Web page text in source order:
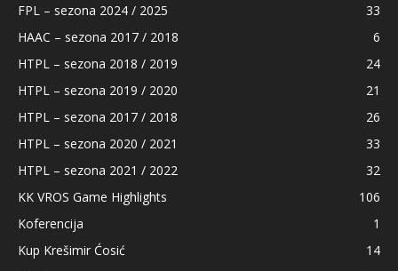
FPL – sezona 2024 / 2025
33
HAAC – sezona 2017 / 2018
6
HTPL – sezona 2018 / 2019
24
HTPL – sezona 2019 / 2020
21
HTPL – sezona 2017 / 2018
26
HTPL – sezona 2020 / 2021
33
HTPL – sezona 2021 / 2022
32
KK VROS Game Highlights
106
Koferencija
1
Kup Krešimir Ćosić
14